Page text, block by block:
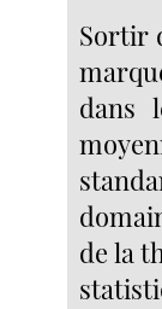
Sortir
dans
de la